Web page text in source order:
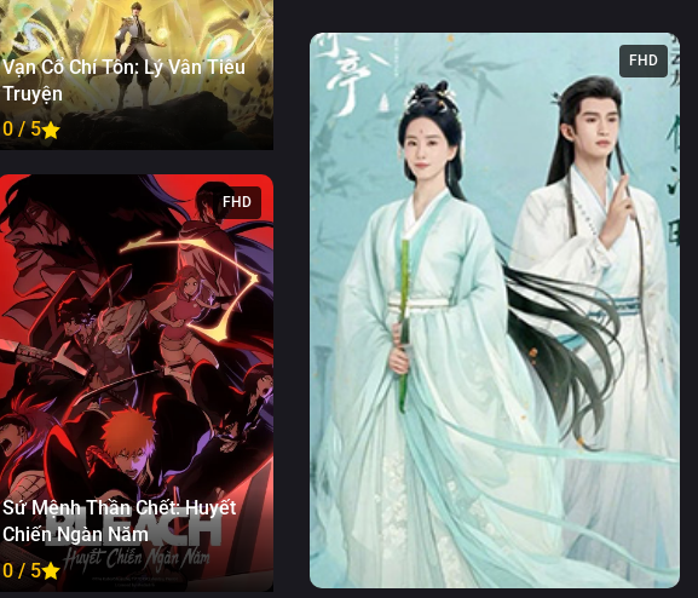
Vạn Cổ Chí Tôn: Lý Vân Tiêu
Truyện
0 / 5
FHD
Sứ Mệnh Thần Chết: Huyết
Chiến Ngàn Năm
0 / 5
FHD